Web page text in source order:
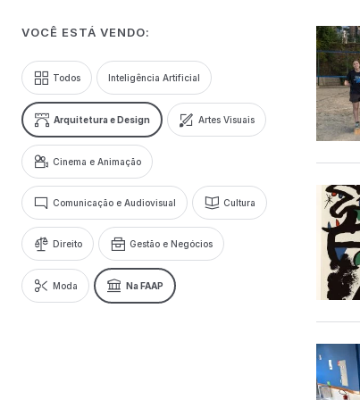
VOCÊ ESTÁ VENDO:
Todos Inteligência Artificial
Arquitetura e Design Artes Visuais
Cinema e Animação
Comunicação e Audiovisual Cultura
Direito Gestão e Negócios
Moda Na FAAP